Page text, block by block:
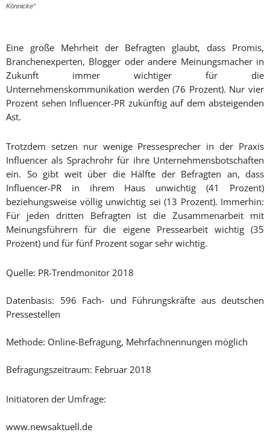
Könnicke“
Eine große Mehrheit der Befragten glaubt, dass Promis,
Branchenexperten, Blogger oder andere Meinungsmacher in
Zukunft immer wichtiger für die
Unternehmenskommunikation werden (76 Prozent). Nur vier
Prozent sehen Influencer-PR zukünftig auf dem absteigenden
Ast.
Trotzdem setzen nur wenige Pressesprecher in der Praxis
Influencer als Sprachrohr für ihre Unternehmensbotschaften
ein. So gibt weit über die Hälfte der Befragten an, dass
Influencer-PR in ihrem Haus unwichtig (41 Prozent)
beziehungsweise völlig unwichtig sei (13 Prozent). Immerhin:
Für jeden dritten Befragten ist die Zusammenarbeit mit
Meinungsführern für die eigene Pressearbeit wichtig (35
Prozent) und für fünf Prozent sogar sehr wichtig.
Quelle: PR-Trendmonitor 2018
Datenbasis: 596 Fach- und Führungskräfte aus deutschen
Pressestellen
Methode: Online-Befragung, Mehrfachnennungen möglich
Befragungszeitraum: Februar 2018
Initiatoren der Umfrage:
www.newsaktuell.de